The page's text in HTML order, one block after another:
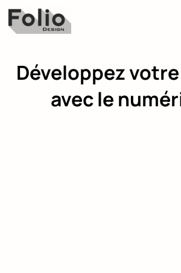
Développez
avec le